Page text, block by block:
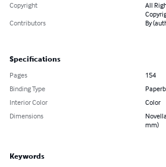
Copyright
All
Contributors
By
Specifications
Pages
154
Binding Type
Interior Color
Color
Dimensions
mm)
Keywords